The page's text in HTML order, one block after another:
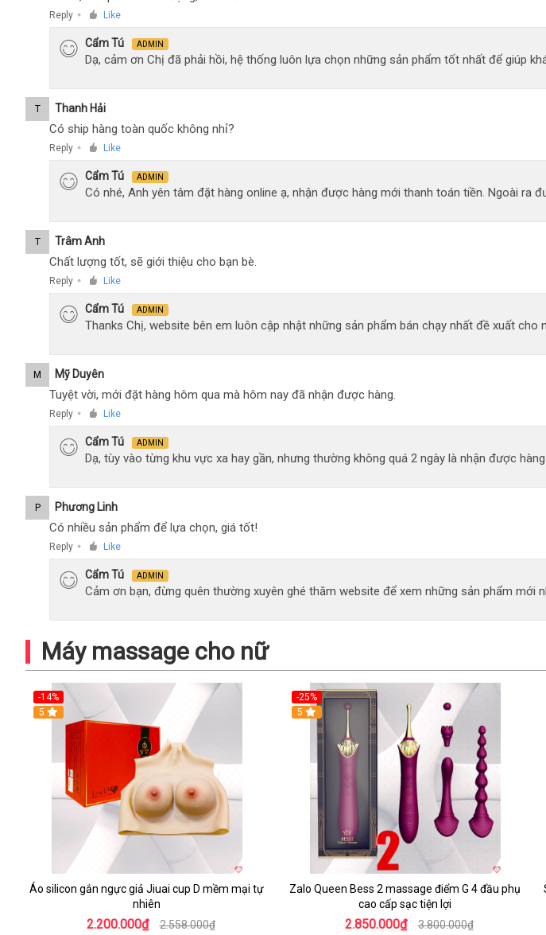
Reply ● Like
Cẩm Tú ADMIN
Dạ, cảm ơn Chị đã phải hồi, hệ thống luôn lựa chọn những sản phẩm tốt nhất để giúp
T Thanh Hải
Có ship hàng toàn quốc không nhỉ?
Reply ● Like
Cẩm Tú ADMIN
Có nhé, Anh yên tâm đặt hàng online ạ, nhận được hàng mới thanh toán tiền. Ngoài ra
T Trâm Anh
Chất lượng tốt, sẽ giới thiệu cho bạn bè.
Reply ● Like
Cẩm Tú ADMIN
Thanks Chị, website bên em luôn cập nhật những sản phẩm bán chạy nhất đề xuất cho
M Mỹ Duyên
Tuyệt vời, mới đặt hàng hôm qua mà hôm nay đã nhận được hàng.
Reply ● Like
Cẩm Tú ADMIN
Dạ, tùy vào từng khu vực xa hay gần, nhưng thường không quá 2 ngày là nhận được hàng
P Phương Linh
Có nhiều sản phẩm để lựa chọn, giá tốt!
Reply ● Like
Cẩm Tú ADMIN
Cảm ơn bạn, đừng quên thường xuyên ghé thăm website để xem những sản phẩm mới
Máy massage cho nữ
-14%
5
Áo silicon gắn ngực giả Jiuai cup D mềm mại tự
nhiên
2.200.000₫ 2.558.000₫
-25%
5
Zalo Queen Bess 2 massage điểm G 4 đầu phụ
cao cấp sạc tiện lợi
2.850.000₫ 3.800.000₫